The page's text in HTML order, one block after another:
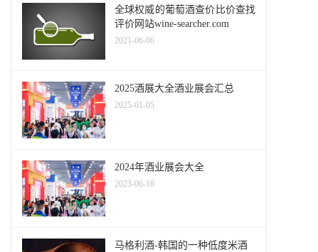
全球权威的葡萄酒查价比价查找
评价网站wine-searcher.com
2021-06-06
2025酒展大全酒业展会汇总
2025-01-05
2024年酒业展会大全
2023-06-18
马格利酒-韩国的一种低度米酒